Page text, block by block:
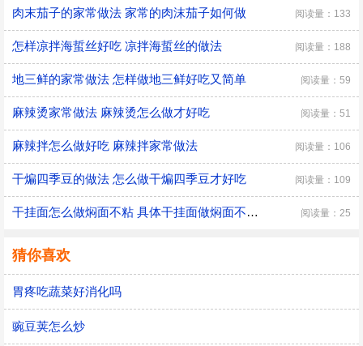
肉末茄子的家常做法 家常的肉沫茄子如何做 阅读量：133
怎样凉拌海蜇丝好吃 凉拌海蜇丝的做法 阅读量：188
地三鲜的家常做法 怎样做地三鲜好吃又简单 阅读量：59
麻辣烫家常做法 麻辣烫怎么做才好吃 阅读量：51
麻辣拌怎么做好吃 麻辣拌家常做法 阅读量：106
干煸四季豆的做法 怎么做干煸四季豆才好吃 阅读量：109
干挂面怎么做焖面不粘 具体干挂面做焖面不粘的方法 阅读量：25
猜你喜欢
胃疼吃蔬菜好消化吗
豌豆荚怎么炒